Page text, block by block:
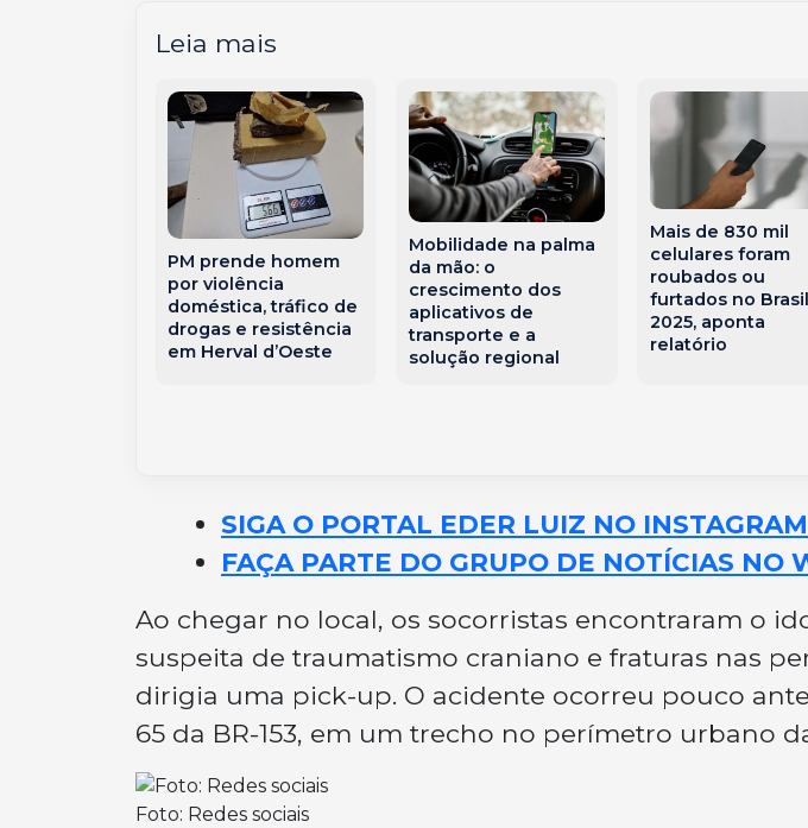
Leia mais
PM prende homem
por violência
doméstica, tráfico de
drogas e resistência
em Herval d’Oeste
Mobilidade na palma
da mão: o
crescimento dos
aplicativos de
transporte e a
solução regional
Mais de 830 mil
celulares foram
roubados ou
furtados no
2025, aponta
relatório
SIGA O PORTAL EDER LUIZ NO
FAÇA PARTE DO GRUPO DE NOTÍCIAS NO
Ao chegar no local, os socorristas encontraram o
suspeita de traumatismo craniano e fraturas nas
dirigia uma pick-up. O acidente ocorreu pouco
65 da BR-153, em um trecho no perímetro urbano
Foto: Redes sociais